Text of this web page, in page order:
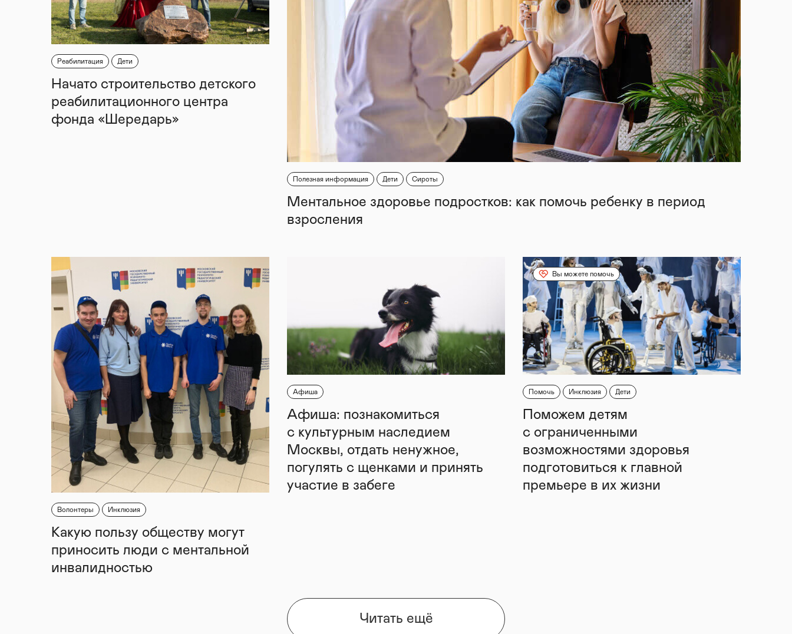
Реабилитация Дети
Начато строительство детского
реабилитационного центра
фонда «Шередарь»
Полезная информация Дети Сироты
Ментальное здоровье подростков: как помочь ребенку в период
взросления
Волонтеры Инклюзия
Какую пользу обществу могут
приносить люди с ментальной
инвалидностью
Афиша
Афиша: познакомиться
с культурным наследием
Москвы, отдать ненужное,
погулять с щенками и принять
участие в забеге
Вы можете помочь
Помочь Инклюзия Дети
Поможем детям
с ограниченными
возможностями здоровья
подготовиться к главной
премьере в их жизни
Читать ещё